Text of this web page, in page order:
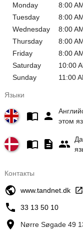
Monday
8:00
Tuesday
8:00
Wednesday
8:00
Thursday
8:00
Friday
8:00
Saturday
10:00
Sunday
11:00
Языки
этом
Контакты
www.tandnet.dk
33 13 50 10
Nørre Søgade 49